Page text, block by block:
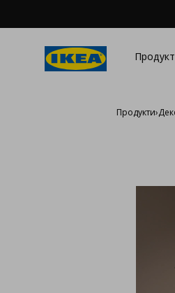
Продукти›